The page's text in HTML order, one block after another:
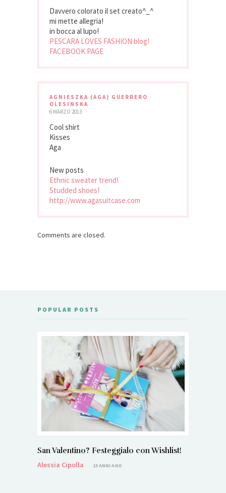
Davvero colorato il set creato^_^
mi mette allegria!
in bocca al lupo!
PESCARA LOVES FASHION blog!
FACEBOOK PAGE
AGNIESZKA (AGA) GUERRERO
OLESINSKA
6 MARZO 2013
Cool shirt
Kisses
Aga
New posts
Ethnic sweater trend!
Studded shoes!
http://www.agasuitcase.com
Comments are closed.
POPULAR POSTS
San Valentino? Festeggialo con Wishlist!
Alessia Cipolla
13 ANNI AGO